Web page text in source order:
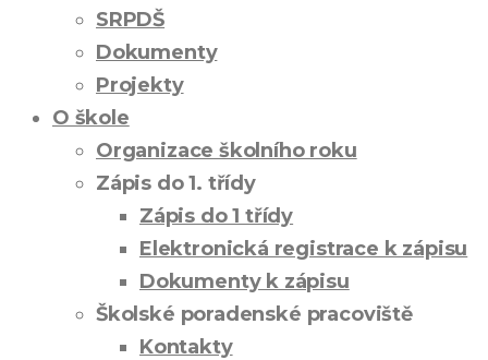
SRPDŠ
Dokumenty
Projekty
O škole
Organizace školního roku
Zápis do 1. třídy
Zápis do 1 třídy
Elektronická registrace k zápisu
Dokumenty k zápisu
Školské poradenské pracoviště
Kontakty